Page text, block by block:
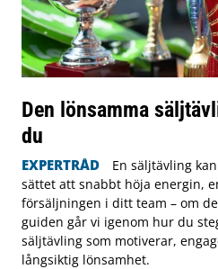
Den lönsamma
du
EXPERTRÅD
En säljtävling
sättet att snabbt höja energin,
försäljningen i ditt team – om
guiden går vi igenom hur du
säljtävling som motiverar,
långsiktig lönsamhet.